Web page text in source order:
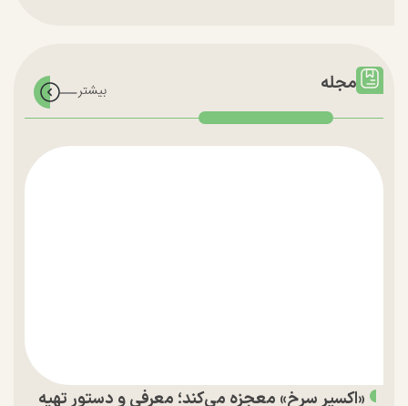
مجله
«اکسیر سرخ» معجزه می‌کند؛ معرفی و دستور تهیه